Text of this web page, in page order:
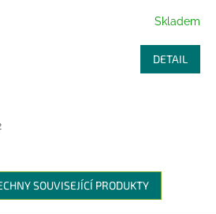
R
M
A
Skladem
DETAIL
SOUVISEJÍCÍ PRODUKTY